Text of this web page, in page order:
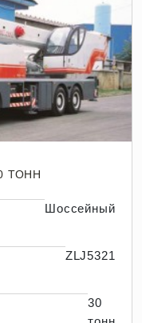
ТОНН
Шоссейный
ZLJ5321
30